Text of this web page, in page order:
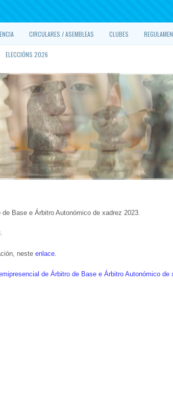
CIRCULARES / ASEMBLEAS CLUBES
ELECCIÓNS 2026
Base e Árbitro Autonómico de xadrez 2023.
neste enlace.
de Árbitro de Base e Árbitro Autonómico de